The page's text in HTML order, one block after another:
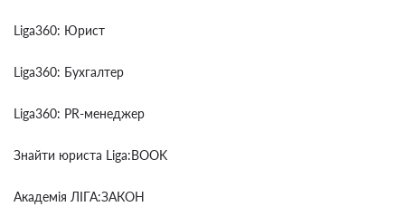
Liga360: Юрист
Liga360: Бухгалтер
Liga360: PR-менеджер
Знайти юриста Liga:BOOK
Академія ЛІГА:ЗАКОН